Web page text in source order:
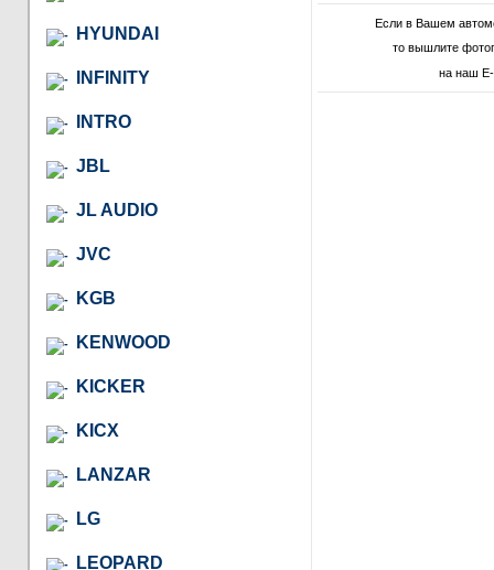
HYUNDAI
INFINITY
INTRO
JBL
JL AUDIO
JVC
KGB
KENWOOD
KICKER
KICX
LANZAR
LG
LEOPARD
Если в Вашем
то вышлите
на наш